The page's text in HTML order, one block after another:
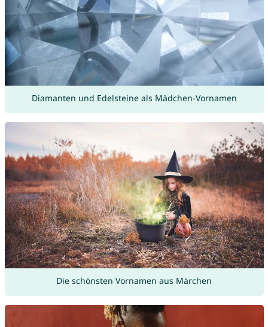
Diamanten und Edelsteine als Mädchen-Vornamen
Die schönsten Vornamen aus Märchen